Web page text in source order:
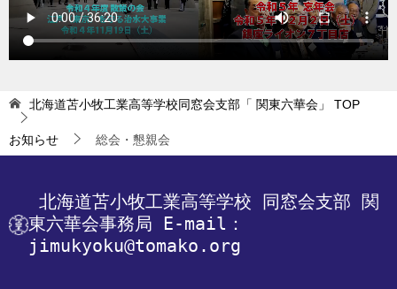
北海道苫小牧工業高等学校同窓会支部「 関東六華会」 TOP
お知らせ 総会・懇親会
北海道苫小牧工業高等学校 同窓会支部 関
東六華会事務局 E-mail：
jimukyoku@tomako.org